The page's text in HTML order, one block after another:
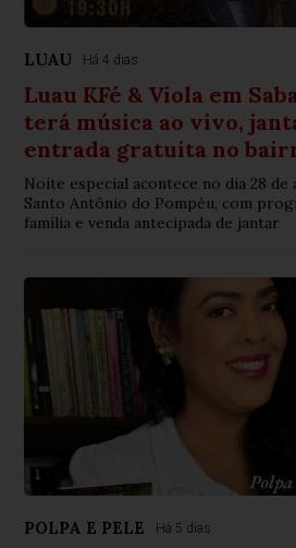
LUAU Há 4 dias
Luau KFé & Viola em
terá música ao vivo,
entrada gratuita no
Noite especial acontece no dia 28 de
Santo Antônio do Pompéu, com
família e venda antecipada de jantar
POLPA E PELE Há 5 dias